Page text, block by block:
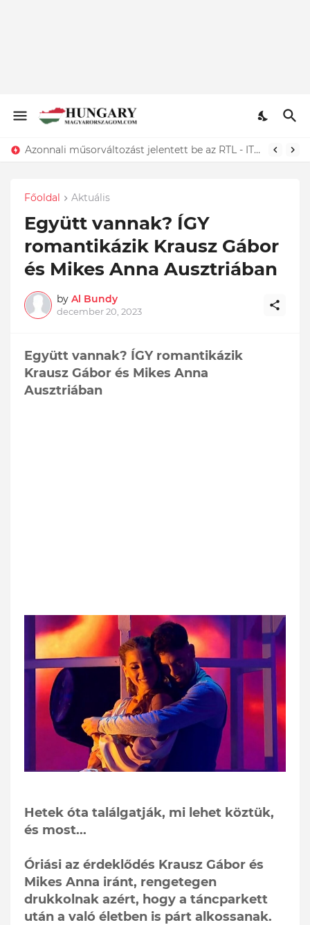
Azonnali műsorváltozást jelentett be az RTL - ITT az elképesztő oka...Megtörtént
Főoldal Aktuális
Együtt vannak? ÍGY
romantikázik Krausz Gábor
és Mikes Anna Ausztriában
by Al Bundy
december 20, 2023
Együtt vannak? ÍGY romantikázik
Krausz Gábor és Mikes Anna
Ausztriában
Hetek óta találgatják, mi lehet köztük,
és most...
Óriási az érdeklődés Krausz Gábor és
Mikes Anna iránt, rengetegen
drukkolnak azért, hogy a táncparkett
után a való életben is párt alkossanak.